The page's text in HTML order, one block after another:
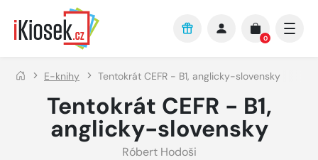
Přejít na hlavní obsah
0
E-knihy Tentokrát CEFR - B1, anglicky-slovensky
Tentokrát CEFR - B1,
anglicky-slovensky
Róbert Hodoši